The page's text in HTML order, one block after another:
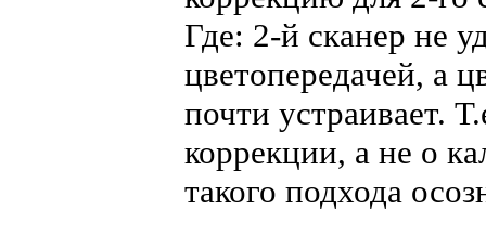
Где: 2-й сканер не
цветопередачей, а
почти устраивает.
коррекции, а не о
такого подхода